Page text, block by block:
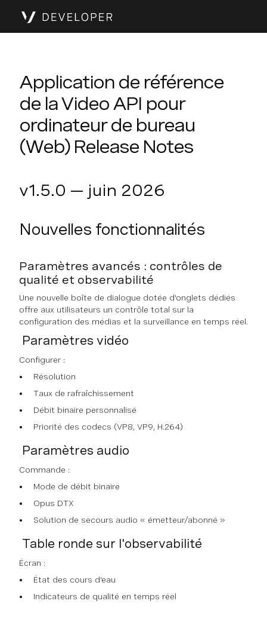
Application de référence
de la Video API pour
ordinateur de bureau
(Web) Release Notes
v1.5.0 — juin 2026
Nouvelles fonctionnalités
Paramètres avancés : contrôles de
qualité et observabilité
Une nouvelle boîte de dialogue dotée d'onglets dédiés
offre aux utilisateurs un contrôle total sur la
configuration des médias et la surveillance en temps réel.
Paramètres vidéo
Configurer :
Résolution
Taux de rafraîchissement
Débit binaire personnalisé
Priorité des codecs (VP8, VP9, H.264)
Paramètres audio
Commande :
Mode de débit binaire
Opus DTX
Solution de secours audio « émetteur/abonné »
Table ronde sur l'observabilité
Écran :
État des cours d'eau
Indicateurs de qualité en temps réel